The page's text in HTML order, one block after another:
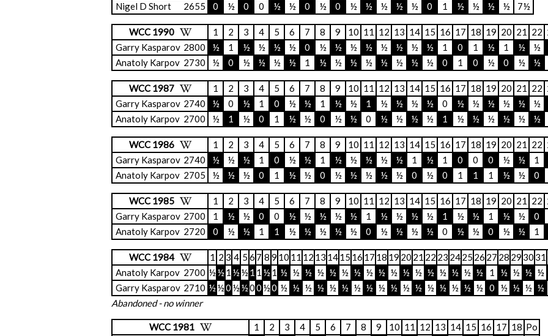
Nigel D Short
2655 0 ½ 0 0 ½ ½ 0 ½ 0 ½ ½ ½ ½ ½ 0 1 ½ ½ ½ ½ 7½
WCC 1990 1 2 3 4 5 6 7 8 9 10 11 12 13 14 15 16 17 18 19 20 21 22
Garry Kasparov 2800 ½ 1 ½ ½ ½ ½ 0 ½ ½ ½ ½ ½ ½ ½ ½ 1 0 1 ½ 1 ½ ½
Anatoly Karpov 2730 ½ 0 ½ ½ ½ ½ 1 ½ ½ ½ ½ ½ ½ ½ ½ 0 1 0 ½ 0 ½ ½
WCC 1987 1 2 3 4 5 6 7 8 9 10 11 12 13 14 15 16 17 18 19 20 21 22
Garry Kasparov 2740 ½ 0 ½ 1 0 ½ ½ 1 ½ ½ 1 ½ ½ ½ ½ 0 ½ ½ ½ ½ ½ ½
Anatoly Karpov 2700 ½ 1 ½ 0 1 ½ ½ 0 ½ ½ 0 ½ ½ ½ ½ 1 ½ ½ ½ ½ ½ ½
WCC 1986 1 2 3 4 5 6 7 8 9 10 11 12 13 14 15 16 17 18 19 20 21 22
Garry Kasparov 2740 ½ ½ ½ 1 0 ½ ½ 1 ½ ½ ½ ½ ½ 1 ½ 1 0 0 0 ½ ½ 1
Anatoly Karpov 2705 ½ ½ ½ 0 1 ½ ½ 0 ½ ½ ½ ½ ½ 0 ½ 0 1 1 1 ½ ½ 0
WCC 1985 1 2 3 4 5 6 7 8 9 10 11 12 13 14 15 16 17 18 19 20 21 22
Garry Kasparov 2700 1 ½ ½ 0 0 ½ ½ ½ ½ ½ 1 ½ ½ ½ ½ 1 ½ ½ 1 ½ ½ 0
Anatoly Karpov 2720 0 ½ ½ 1 1 ½ ½ ½ ½ ½ 0 ½ ½ ½ ½ 0 ½ ½ 0 ½ ½ 1
WCC 1984 1 2 3 4 5 6 7 8 9 10 11 12 13 1415 16 17 18 19 20 21 22 23 2425 26 27 28 29 30 31
Anatoly Karpov 2700 ½ ½ 1 ½ ½ 1 1 ½ 1 ½ ½ ½ ½ ½ ½ ½ ½ ½ ½ ½ ½ ½ ½ ½ ½ ½ 1 ½ ½ ½ ½
Garry Kasparov 2710 ½ ½0 ½ ½00 ½0 ½ ½ ½ ½ ½ ½ ½ ½ ½ ½ ½ ½ ½ ½ ½ ½ ½ 0 ½ ½ ½ ½
Abandoned - no winner
WCC 1981 1 2 3 4 5 6 7 8 9 10 11 12 13 14 15 16 17 18 Po